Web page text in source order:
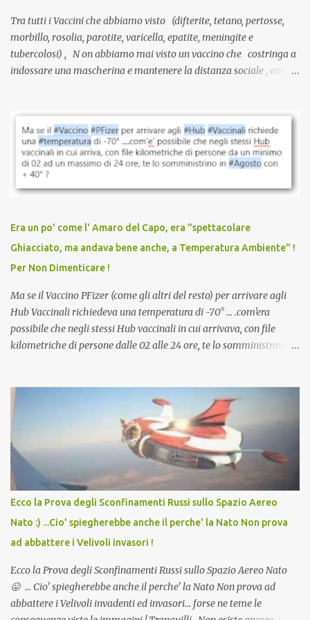
Tra tutti i Vaccini che abbiamo visto (difterite, tetano, pertosse,
morbillo, rosolia, parotite, varicella, epatite, meningite e
tubercolosi) , N on abbiamo mai visto un vaccino che costringa a
indossare una mascherina e mantenere la distanza sociale , anche
vaccinazione. Non avevamo mai sentito parlare di ricompense,
sconti, incentivi per vaccinarsi. Non avevamo mai visto
discriminazioni per coloro che non l’hanno fatto. Se non sei stato
vaccinato, nessuno aveva prima cercato di farti sentire una
persona cattiva. Non avevamo mai visto un vaccino che minacci le
vaccino usato per minacciare i mezzi di sussistenza, il lavoro o la
scuola. Non avevamo mai visto un vaccino che permettesse a un
dodicenne di ignorare il consenso dei genitori. Dopo tutti i vaccini
che abbiamo elencato sopra...
Era un po' come l' Amaro del Capo, era "spettacolare
Ghiacciato, ma andava bene anche, a Temperatura Ambiente" !
Per Non Dimenticare !
Ma se il Vaccino PFizer (come gli altri del resto) per arrivare agli
Hub Vaccinali richiedeva una temperatura di -70° ... .com'era
possibile che negli stessi Hub vaccinali in cui arrivava, con file
kilometriche di persone dalle 02 alle 24 ore, te lo somministravano
Vaccino come: l' Amaro del Capo, era "spettacolare Ghiacciato, ma
andava bene anche, a Temperatura Ambiente"! Riproponiamo
l'articolo per NON Dimenticare!
Ecco la Prova degli Sconfinamenti Russi sullo Spazio Aereo
Nato :) ...Cio' spiegherebbe anche il perche' la Nato Non prova
ad abbattere i Velivoli invasori !
Ecco la Prova degli Sconfinamenti Russi sullo Spazio Aereo Nato
😛 ... Cio' spiegherebbe anche il perche' la Nato Non prova ad
abbattere i Velivoli invadenti ed invasori... forse ne teme le